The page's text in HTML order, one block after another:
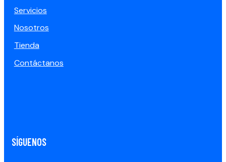
Servicios
Nosotros
Tienda
Contáctanos
SÍGUENOS